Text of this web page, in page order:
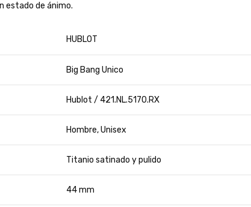
estado de ánimo.
HUBLOT
Big Bang Unico
Hublot / 421.NL.5170.RX
Hombre, Unisex
Titanio satinado y pulido
44 mm